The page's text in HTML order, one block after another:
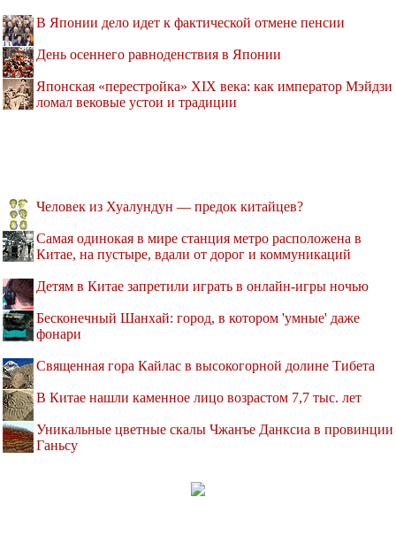
В Японии дело идет к фактической отмене пенсии
День осеннего равноденствия в Японии
Японская «перестройка» XIX века: как император Мэйдзи
ломал вековые устои и традиции
Человек из Хуалундун — предок китайцев?
Самая одинокая в мире станция метро расположена в
Китае, на пустыре, вдали от дорог и коммуникаций
Детям в Китае запретили играть в онлайн-игры ночью
Бесконечный Шанхай: город, в котором 'умные' даже
фонари
Священная гора Кайлас в высокогорной долине Тибета
В Китае нашли каменное лицо возрастом 7,7 тыс. лет
Уникальные цветные скалы Чжанъе Данксиа в провинции
Ганьсу